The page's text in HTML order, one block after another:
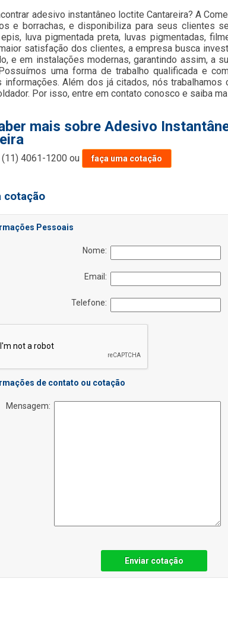
adesivo instantâneo loctite Cantareira? A
e borrachas, e disponibiliza para seus clientes
epis, luva pigmentada preta, luvas pigmentadas,
satisfação dos clientes, a empresa busca
e em instalações modernas, garantindo assim, a
uma forma de trabalho qualificada e
informações. Além dos já citados, nós trabalhamos
Por isso, entre em contato conosco e saiba
mais sobre Adesivo
(11) 4061-1200 ou faça uma cotação
cotação
Pessoais
Nome:
Email:
Telefone:
de contato ou cotação
Mensagem:
Enviar cotação